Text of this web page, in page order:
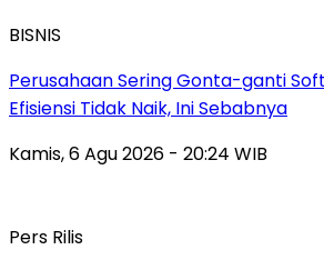
BISNIS
Perusahaan Sering Gonta-ganti
Efisiensi Tidak Naik, Ini Sebabnya
Kamis, 6 Agu 2026 - 20:24 WIB
Pers Rilis